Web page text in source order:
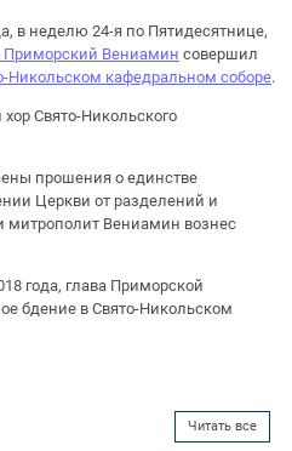
в неделю 24-я по Пятидесятнице,
Приморский Вениамин совершил
Никольском кафедральном соборе.
Свято-Никольского
прошения о единстве
Церкви от разделений и
митрополит Вениамин вознес
года, глава Приморской
бдение в Свято-Никольском
Читать все